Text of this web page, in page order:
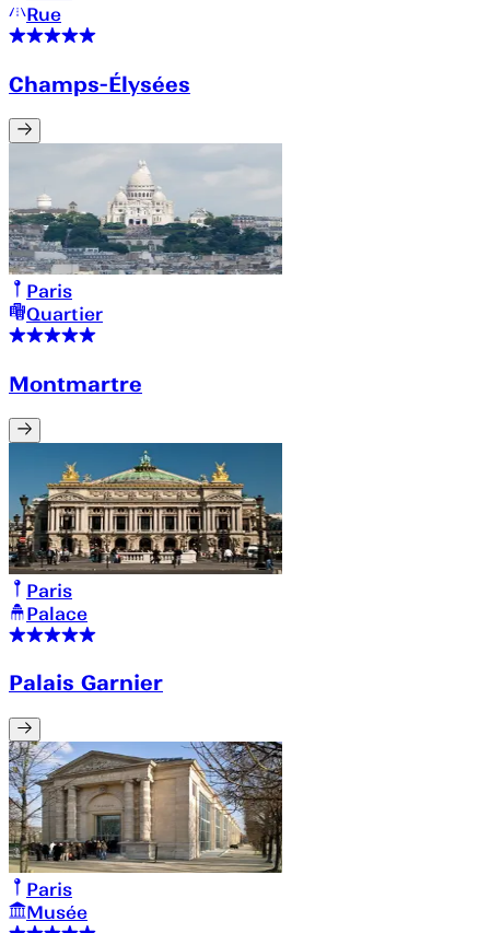
Rue
Champs-Élysées
Paris
Quartier
Montmartre
Paris
Palace
Palais Garnier
Paris
Musée